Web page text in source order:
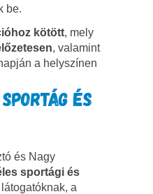
be.
kötött, mely
, valamint
a helyszínen
ÉS
és Nagy
sportági és
a